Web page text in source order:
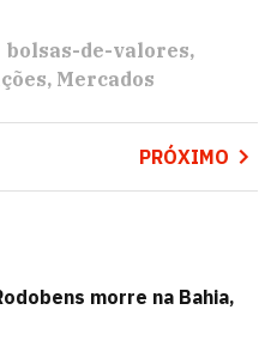
bolsas-de-valores
Mercados
PRÓXIMO
morre na Bahia,